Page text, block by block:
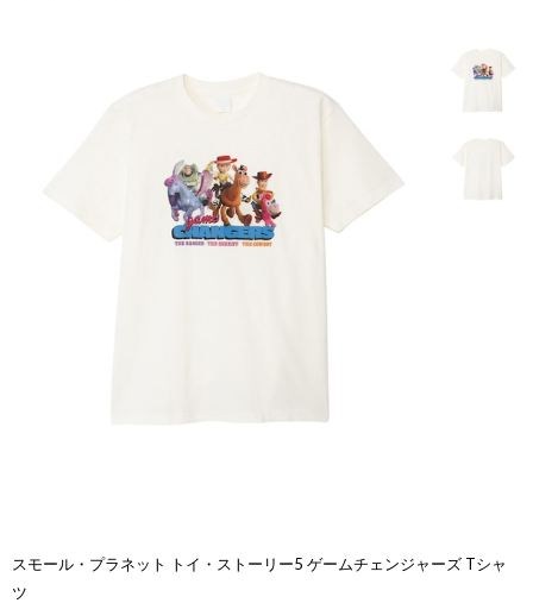
スモール・プラネット トイ・ストーリー5 ゲームチェンジャーズ Tシャ
ツ